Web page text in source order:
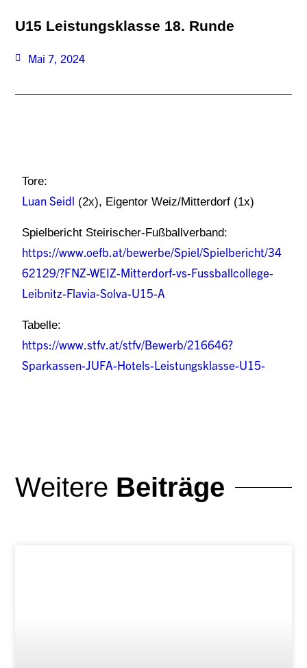
U15 Leistungsklasse 18. Runde
Mai 7, 2024
Tore:
Luan Seidl (2x), Eigentor Weiz/Mitterdorf (1x)
Spielbericht Steirischer-Fußballverband:
https://www.oefb.at/bewerbe/Spiel/Spielbericht/34
62129/?FNZ-WEIZ-Mitterdorf-vs-Fussballcollege-
Leibnitz-Flavia-Solva-U15-A
Tabelle:
https://www.stfv.at/stfv/Bewerb/216646?
Sparkassen-JUFA-Hotels-Leistungsklasse-U15-
Weitere Beiträge